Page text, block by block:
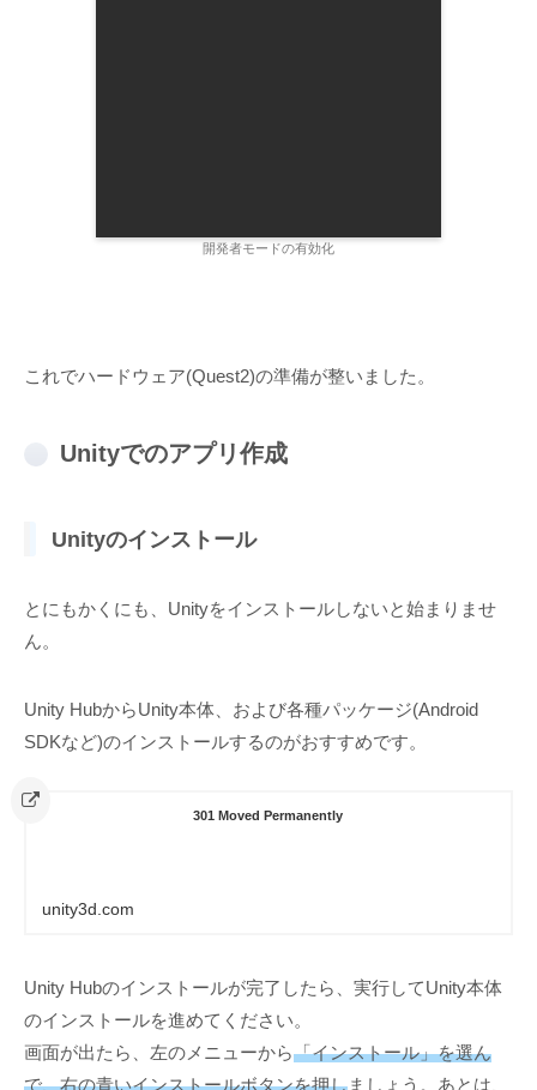
開発者モードの有効化
これでハードウェア(Quest2)の準備が整いました。
Unityでのアプリ作成
Unityのインストール
とにもかくにも、Unityをインストールしないと始まりませ
ん。
Unity HubからUnity本体、および各種パッケージ(Android
SDKなど)のインストールするのがおすすめです。
301 Moved Permanently
unity3d.com
Unity Hubのインストールが完了したら、実行してUnity本体
のインストールを進めてください。
画面が出たら、左のメニューから「インストール」を選ん
で、右の青いインストールボタンを押しましょう。あとは、